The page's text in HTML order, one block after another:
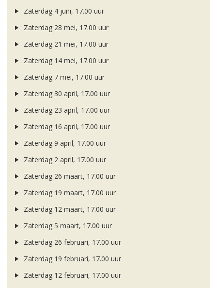
Zaterdag 4 juni, 17.00 uur
Zaterdag 28 mei, 17.00 uur
Zaterdag 21 mei, 17.00 uur
Zaterdag 14 mei, 17.00 uur
Zaterdag 7 mei, 17.00 uur
Zaterdag 30 april, 17.00 uur
Zaterdag 23 april, 17.00 uur
Zaterdag 16 april, 17.00 uur
Zaterdag 9 april, 17.00 uur
Zaterdag 2 april, 17.00 uur
Zaterdag 26 maart, 17.00 uur
Zaterdag 19 maart, 17.00 uur
Zaterdag 12 maart, 17.00 uur
Zaterdag 5 maart, 17.00 uur
Zaterdag 26 februari, 17.00 uur
Zaterdag 19 februari, 17.00 uur
Zaterdag 12 februari, 17.00 uur